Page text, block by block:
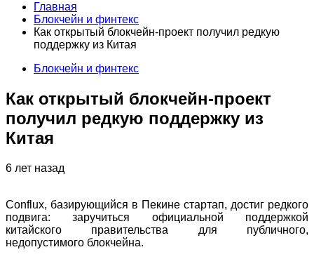
Главная
Блокчейн и финтекс
Как открытый блокчейн-проект получил редкую
поддержку из Китая
Блокчейн и финтекс
Как открытый блокчейн-проект
получил редкую поддержку из
Китая
6 лет назад
Conflux, базирующийся в Пекине стартап, достиг редкого
подвига: заручиться официальной поддержкой
китайского правительства для публичного,
недопустимого блокчейна.